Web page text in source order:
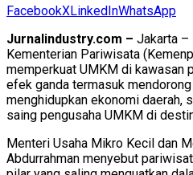
FacebookXLinkedInWhatsApp
Jurnalindustry.com – Jakarta –
Kementerian Pariwisata
memperkuat UMKM di kawasan
efek ganda termasuk
menghidupkan ekonomi daerah,
saing pengusaha UMKM di
Menteri Usaha Mikro Kecil dan
Abdurrahman menyebut